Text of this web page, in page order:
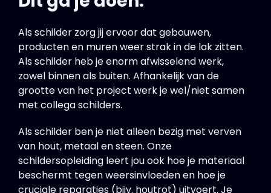
Als schilder zorg jij ervoor dat gebouwen,
producten en muren weer strak in de lak zitten.
Als schilder heb je enorm afwisselend werk,
zowel binnen als buiten. Afhankelijk van de
grootte van het project werk je wel/niet samen
met collega schilders.
Als schilder ben je niet alleen bezig met verven
van hout, metaal en steen. Onze
schildersopleiding leert jou ook hoe je materiaal
beschermt tegen weersinvloeden en hoe je
cruciale reparaties (bijv. houtrot) uitvoert. Je